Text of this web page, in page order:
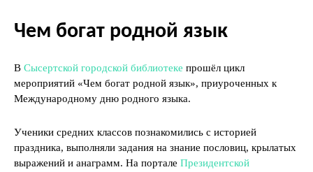
Чем богат родной язык
В Сысертской городской библиотеке прошёл цикл
мероприятий «Чем богат родной язык», приуроченных к
Международному дню родного языка.
Ученики средних классов познакомились с историей
праздника, выполняли задания на знание пословиц, крылатых
выражений и анаграмм. На портале Президентской